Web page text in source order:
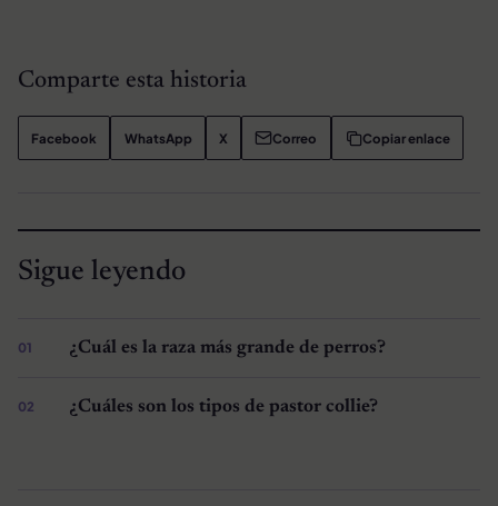
Comparte esta historia
Facebook WhatsApp X Correo Copiar enlace
Sigue leyendo
¿Cuál es la raza más grande de perros?
¿Cuáles son los tipos de pastor collie?